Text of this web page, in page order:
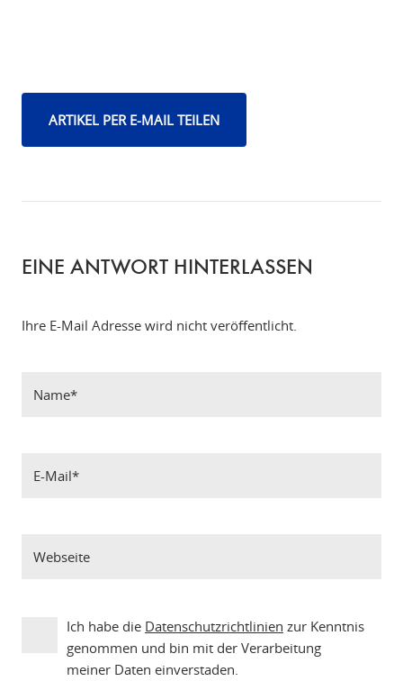
ARTIKEL PER E-MAIL TEILEN
EINE ANTWORT HINTERLASSEN
Ihre E-Mail Adresse wird nicht veröffentlicht.
Ich habe die Datenschutzrichtlinien zur Kenntnis
genommen und bin mit der Verarbeitung
meiner Daten einverstaden.